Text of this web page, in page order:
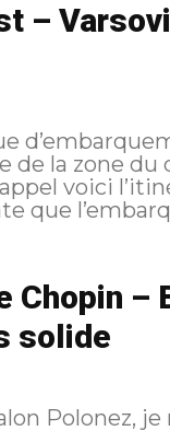
–
de la zone du
que
Chopin –
solide
Polonez,